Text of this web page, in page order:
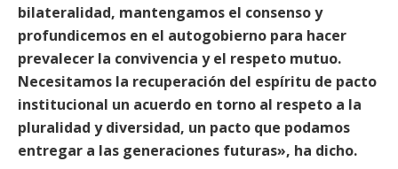
bilateralidad, mantengamos el consenso y
profundicemos en el autogobierno para hacer
prevalecer la convivencia y el respeto mutuo.
Necesitamos la recuperación del espíritu de pacto
institucional un acuerdo en torno al respeto a la
pluralidad y diversidad, un pacto que podamos
entregar a las generaciones futuras», ha dicho.